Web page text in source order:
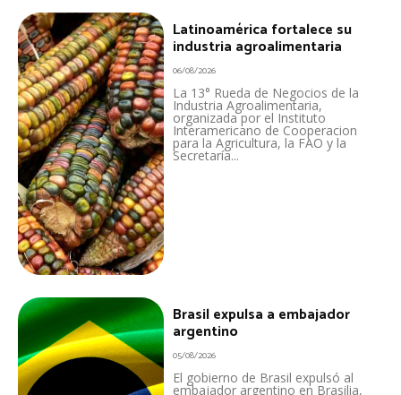
Latinoamérica fortalece su
industria agroalimentaria
06/08/2026
La 13° Rueda de Negocios de la
Industria Agroalimentaria,
organizada por el Instituto
Interamericano de Cooperacion
para la Agricultura, la FAO y la
Secretaría...
Brasil expulsa a embajador
argentino
05/08/2026
El gobierno de Brasil expulsó al
embajador argentino en Brasilia,